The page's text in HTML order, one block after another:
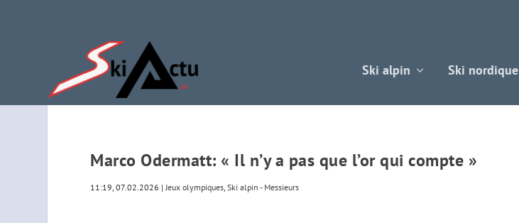
Ski alpin Ski nordique
Marco Odermatt: « Il n’y a pas que l’or qui compte »
11:19, 07.02.2026 | Jeux olympiques ,Ski alpin - Messieurs